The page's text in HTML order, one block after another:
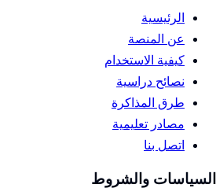
الرئيسية
عن المنصة
كيفية الاستخدام
نصائح دراسية
طرق المذاكرة
مصادر تعليمية
اتصل بنا
السياسات والشروط